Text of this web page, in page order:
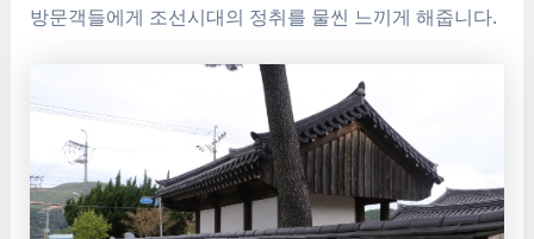
방문객들에게 조선시대의 정취를 물씬 느끼게 해줍니다.